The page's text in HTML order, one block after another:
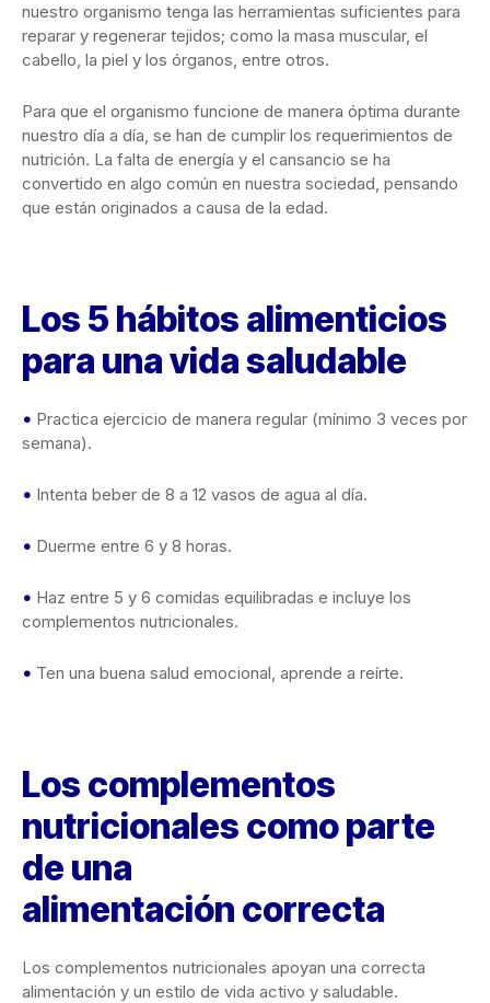
nuestro organismo tenga las herramientas suficientes para
reparar y regenerar tejidos; como la masa muscular, el
cabello, la piel y los órganos, entre otros.
Para que el organismo funcione de manera óptima durante
nuestro día a día, se han de cumplir los requerimientos de
nutrición. La falta de energía y el cansancio se ha
convertido en algo común en nuestra sociedad, pensando
que están originados a causa de la edad.
Los 5 hábitos alimenticios
para una vida saludable
• Practica ejercicio de manera regular (mínimo 3 veces por
semana).
• Intenta beber de 8 a 12 vasos de agua al día.
• Duerme entre 6 y 8 horas.
• Haz entre 5 y 6 comidas equilibradas e incluye los
complementos nutricionales.
• Ten una buena salud emocional, aprende a reírte.
Los complementos
nutricionales como parte
de una
alimentación correcta
Los complementos nutricionales apoyan una correcta
alimentación y un estilo de vida activo y saludable.